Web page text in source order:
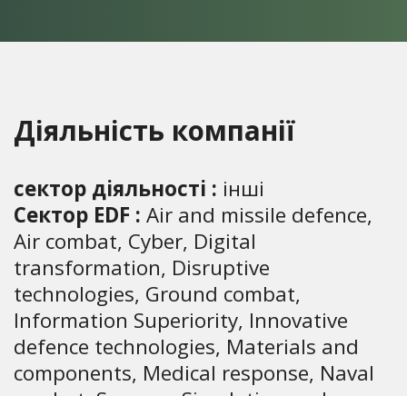
Діяльність компанії
сектор діяльності : інші
Сектор EDF : Air and missile defence,
Air combat, Cyber, Digital
transformation, Disruptive
technologies, Ground combat,
Information Superiority, Innovative
defence technologies, Materials and
components, Medical response, Naval